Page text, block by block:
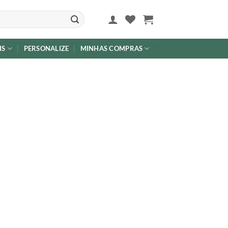
PERSONALIZE MINHAS COMPRAS